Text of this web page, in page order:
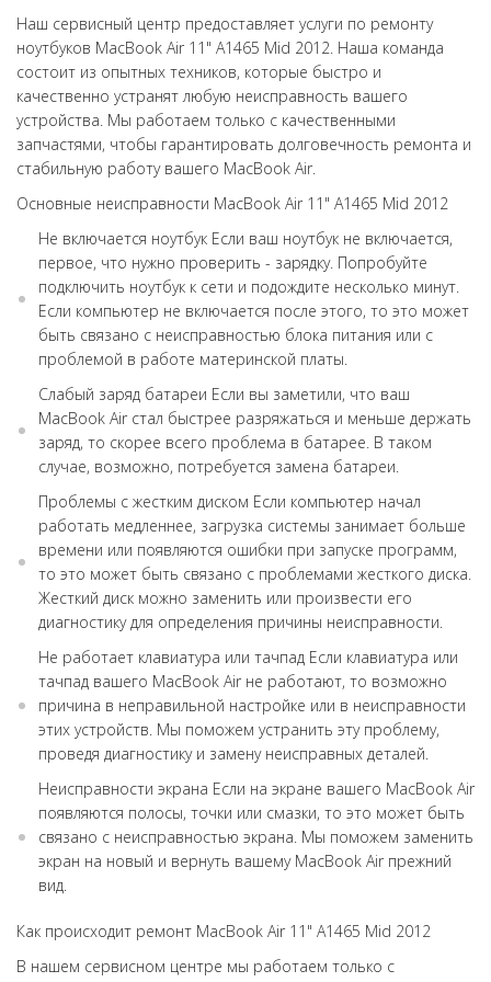
Наш сервисный центр предоставляет услуги по ремонту
ноутбуков MacBook Air 11" А1465 Mid 2012. Наша команда
состоит из опытных техников, которые быстро и
качественно устранят любую неисправность вашего
устройства. Мы работаем только с качественными
запчастями, чтобы гарантировать долговечность ремонта и
стабильную работу вашего MacBook Air.
Основные неисправности MacBook Air 11" А1465 Mid 2012
Не включается ноутбук Если ваш ноутбук не включается,
первое, что нужно проверить - зарядку. Попробуйте
подключить ноутбук к сети и подождите несколько минут.
Если компьютер не включается после этого, то это может
быть связано с неисправностью блока питания или с
проблемой в работе материнской платы.
Слабый заряд батареи Если вы заметили, что ваш
MacBook Air стал быстрее разряжаться и меньше держать
заряд, то скорее всего проблема в батарее. В таком
случае, возможно, потребуется замена батареи.
Проблемы с жестким диском Если компьютер начал
работать медленнее, загрузка системы занимает больше
времени или появляются ошибки при запуске программ,
то это может быть связано с проблемами жесткого диска.
Жесткий диск можно заменить или произвести его
диагностику для определения причины неисправности.
Не работает клавиатура или тачпад Если клавиатура или
тачпад вашего MacBook Air не работают, то возможно
причина в неправильной настройке или в неисправности
этих устройств. Мы поможем устранить эту проблему,
проведя диагностику и замену неисправных деталей.
Неисправности экрана Если на экране вашего MacBook Air
появляются полосы, точки или смазки, то это может быть
связано с неисправностью экрана. Мы поможем заменить
экран на новый и вернуть вашему MacBook Air прежний
вид.
Как происходит ремонт MacBook Air 11" А1465 Mid 2012
В нашем сервисном центре мы работаем только с